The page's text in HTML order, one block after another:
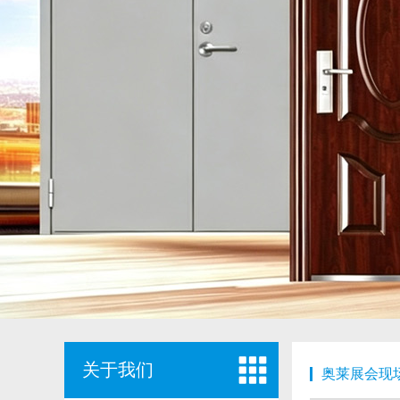
关于我们 奥莱展会现